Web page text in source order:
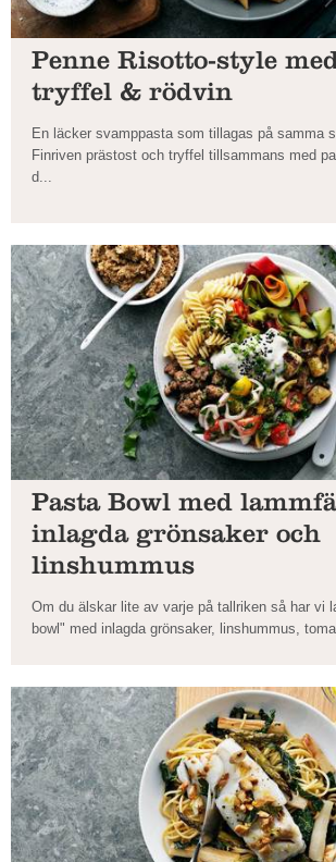
Penne Risotto-style
tryffel & rödvin
En läcker svamppasta som tillagas på samma
Finriven prästost och tryffel tillsammans med
d...
Pasta Bowl med
inlagda grönsaker och
linshummus
Om du älskar lite av varje på tallriken så har vi
bowl" med inlagda grönsaker, linshummus,